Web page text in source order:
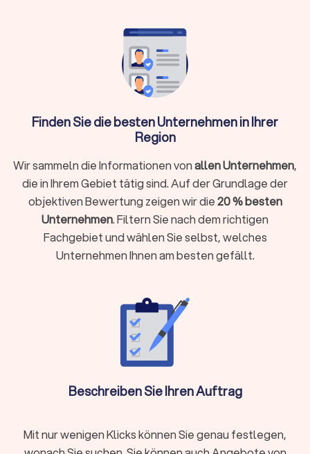
Wann brauche ich überhaupt einen
Nicht in jeder Situation ist ein Steuerberater zwingend
erforderlich. Für einfache Arbeitnehmer-Steuererklärungen
ohne Zusatzeinkünfte reicht oft die Software ELSTER oder
ein Lohnsteuerhilfeverein. Ein Steuerberater lohnt sich
besonders, wenn Sie:
Unternehmen führen
Einkünfte aus Vermietung, Kapitalvermögen oder anderen
Einkunftsarten haben
Komplexe steuerliche Sachverhalte vorliegen wie
Auslandseinkünfte, Erbschaften oder Beteiligungen
Laufende Buchhaltung, Jahresabschlüsse oder
Steueroptimierung und proaktive Gestaltungsberatung
Als Faustregel gilt: Wenn die mögliche Steuerersparnis oder
Zeitersparnis die Kosten übersteigt, ist die Investition
Moderne Steuerberatung findet längst nicht mehr nur im
klassischen Büro statt. Digitale Kanzleien bieten ihre
Finden Sie die besten Unternehmen in Ihrer
Region
Wir sammeln die Informationen vonallen Unternehmen,
die in Ihrem Gebiet tätig sind. Auf der Grundlage der
objektiven Bewertung zeigen wir die20 % besten
Unternehmen. Filtern Sie nach dem richtigen
Fachgebiet und wählen Sie selbst, welches
Unternehmen Ihnen am besten gefällt.
Beschreiben Sie Ihren Auftrag
Mit nur wenigen Klicks können Sie genau festlegen,